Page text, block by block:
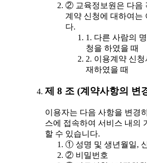
② 교육정보원은 다음
계약 신청에 대하여는
다.
1. 다른 사람의
청을 하였을 때
2. 이용계약 신청
재하였을 때
제 8 조 (계약사항의 변
이용자는 다음 사항을 변경
스에 접속하여 서비스 내의
할 수 있습니다.
① 성명 및 생년월일,
② 비밀번호